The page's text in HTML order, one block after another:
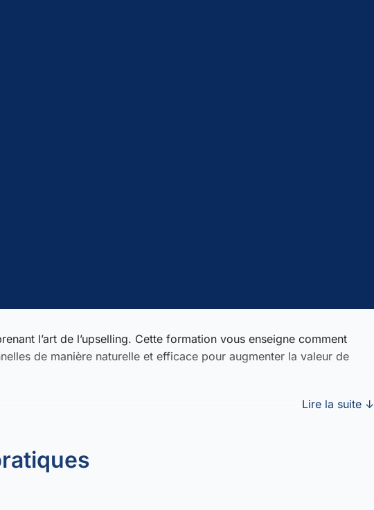
l’art de l’upselling. Cette formation vous enseigne comment
de manière naturelle et efficace pour augmenter la valeur de
Lire la suite ↓